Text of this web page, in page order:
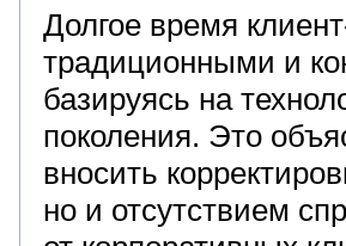
Долгое время
традиционными и
базируясь на
поколения. Это
вносить
но и отсутствием